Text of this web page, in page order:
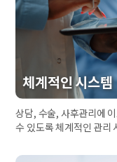
체계적인 시스템
상담, 수술, 사후관리에
수 있도록 체계적인 관리